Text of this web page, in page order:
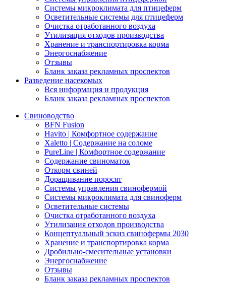
Системы микроклимата для птицеферм
Осветительные системы для птицеферм
Очистка отработанного воздуха
Утилизация отходов производства
Хранение и транспортировка корма
Энергоснабжение
Отзывы
Бланк заказа рекламных проспектов
Разведение насекомых
Вся информация и продукция
Бланк заказа рекламных проспектов
Свиноводство
BFN Fusion
Havito | Комфортное содержание
Xaletto | Содержание на соломе
PureLine | Комфортное содержание
Содержание свиноматок
Откорм свиней
Доращивание поросят
Системы управления свинофермой
Системы микроклимата для свиноферм
Осветительные системы
Очистка отработанного воздуха
Утилизация отходов производства
Концептуальный эскиз свинофермы 2030
Хранение и транспортировка корма
Дробильно-смесительные установки
Энергоснабжение
Отзывы
Бланк заказа рекламных проспектов